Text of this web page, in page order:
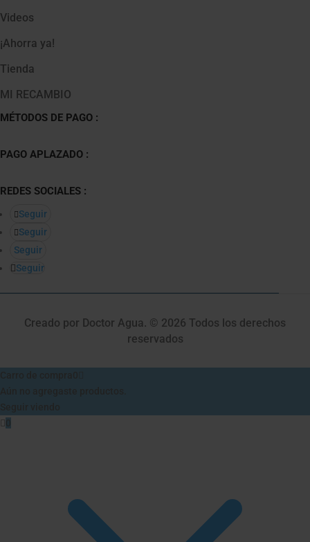
Videos
¡Ahorra ya!
Tienda
MI RECAMBIO
MÉTODOS DE PAGO :
PAGO APLAZADO :
REDES SOCIALES :
Seguir
Seguir
Seguir
Seguir
Creado por Doctor Agua. © 2026 Todos los derechos
reservados